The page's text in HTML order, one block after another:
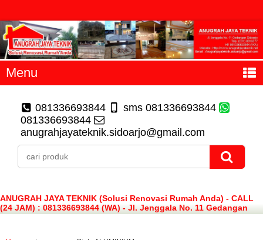
Menu
081336693844
sms 081336693844
081336693844
anugrahjayateknik.sidoarjo@gmail.com
ANUGRAH JAYA TEKNIK (Solusi Renovasi Rumah Anda) - CALL
(24 JAM) : 081336693844 (WA) - Jl. Jenggala No. 11 Gedangan
Sidoarjo